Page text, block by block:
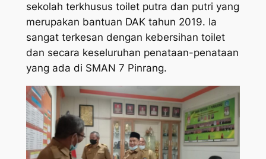
sekolah terkhusus toilet putra dan putri yang
merupakan bantuan DAK tahun 2019. Ia
sangat terkesan dengan kebersihan toilet
dan secara keseluruhan penataan-penataan
yang ada di SMAN 7 Pinrang.